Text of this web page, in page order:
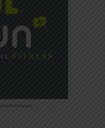
de Trail Session